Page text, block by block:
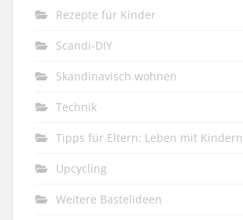
Rezepte für Kinder
Scandi-DIY
Skandinavisch wohnen
Technik
Tipps für Eltern: Leben mit Kindern
Upcycling
Weitere Bastelideen